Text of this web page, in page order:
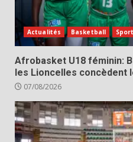
Actualités Basketball Sport
Afrobasket U18 féminin:
les Lioncelles concèdent
07/08/2026